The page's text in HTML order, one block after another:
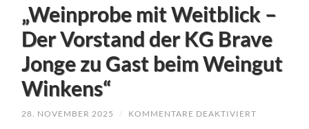
„Weinprobe mit Weitblick –
Der Vorstand der KG Brave
Jonge zu Gast beim Weingut
Winkens“
28. NOVEMBER 2025 / KOMMENTARE DEAKTIVIERT